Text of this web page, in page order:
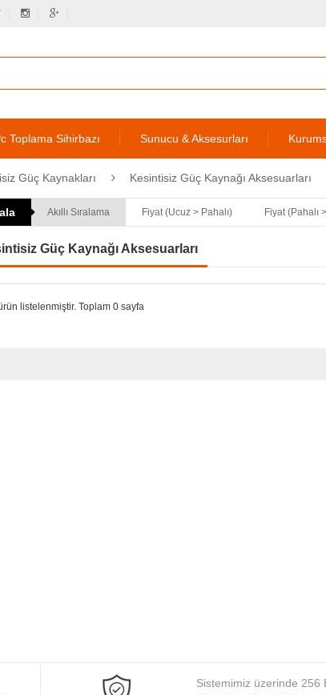
Toplama Sihirbazı Sunucu & Aksesurları
Güç Kaynakları Kesintisiz Güç Kaynağı Aksesuarları
Akıllı Sıralama Fiyat (Ucuz > Pahalı) Fiyat (Pahalı
Güç Kaynağı Aksesuarları
listelenmiştir. Toplam 0 sayfa
Sistemimiz üzerinde 256